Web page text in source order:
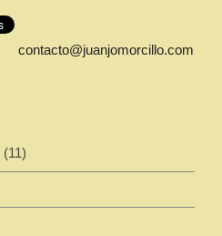
contacto@juanjomorcillo.com
(11)